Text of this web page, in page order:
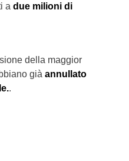
a due milioni di
della maggior
già annullato
.